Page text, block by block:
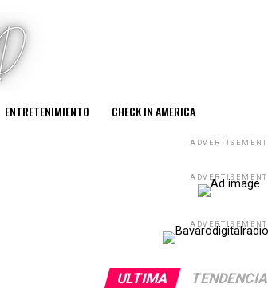
ENTRETENIMIENTO CHECK IN AMERICA
ADVERTISEMENT
ADVERTISEMENT
ADVERTISEMENT
ULTIMA TENDENCIA